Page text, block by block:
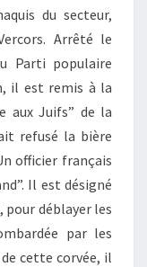
du secteur,
Arrêté le
Parti populaire
il est remis à la
aux Juifs” de la
refusé la bière
officier français
Il est désigné
pour déblayer les
par les
cette corvée, il